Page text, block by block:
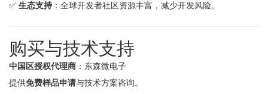
✅ 生态支持 ：全球开发者社区资源丰富，减少开发风险。
购买与技术支持
中国区授权代理商 ：东森微电子
提供免费样品申请与技术方案咨询。